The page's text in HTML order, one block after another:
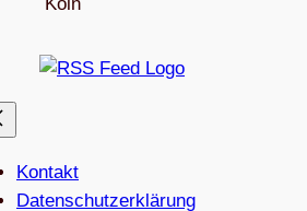
Kon­takt
Daten­schutz­er­klä­rung